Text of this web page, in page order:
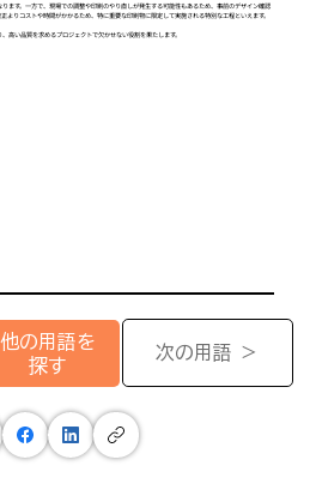
ます。一方で、現場での調整や印刷のやり直しが発生する可能性もあるため、事前のデザイン確認
よりコストや時間がかかるため、特に重要な印刷物に限定して実施される特別な工程といえます。
高い品質を求めるプロジェクトで欠かせない役割を果たします。
他の用語を
探す
次の用語 ＞